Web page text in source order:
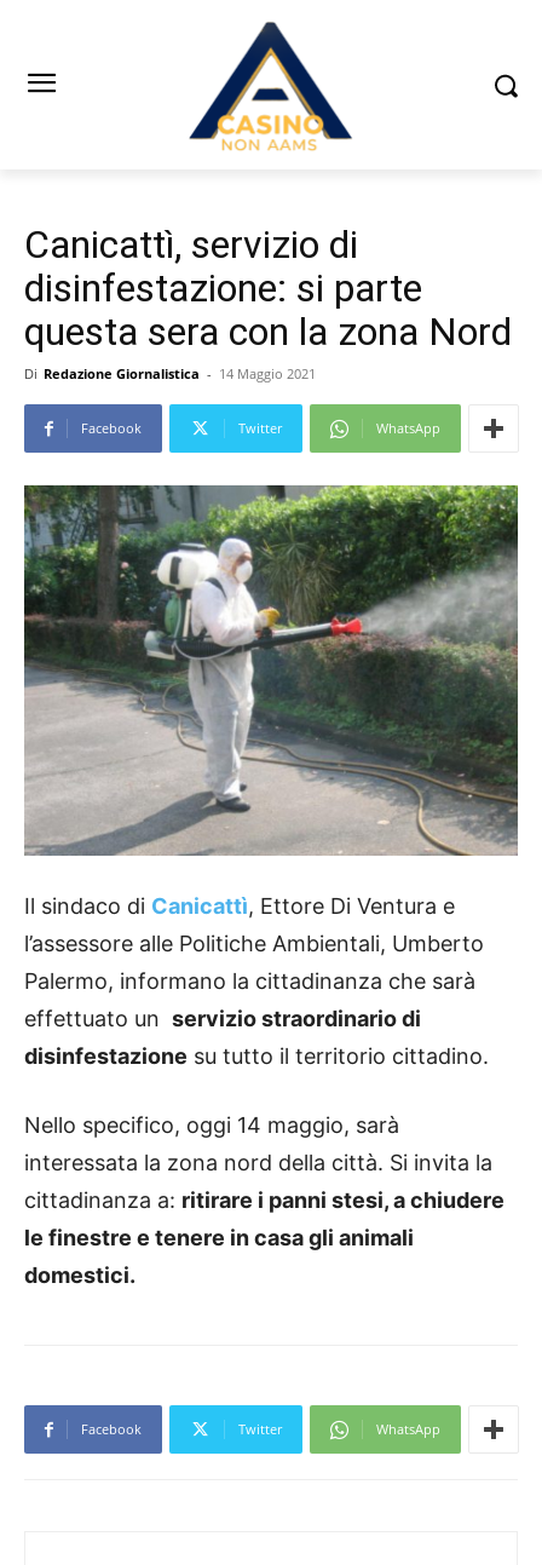
Canicattì, servizio di
disinfestazione: si parte
questa sera con la zona Nord
Di Redazione Giornalistica - 14 Maggio 2021
Facebook Twitter WhatsApp
Il sindaco di Canicattì, Ettore Di Ventura e
l’assessore alle Politiche Ambientali, Umberto
Palermo, informano la cittadinanza che sarà
effettuato un servizio straordinario di
disinfestazione su tutto il territorio cittadino.
Nello specifico, oggi 14 maggio, sarà
interessata la zona nord della città. Si invita la
cittadinanza a: ritirare i panni stesi, a chiudere
le finestre e tenere in casa gli animali
domestici.
Facebook Twitter WhatsApp